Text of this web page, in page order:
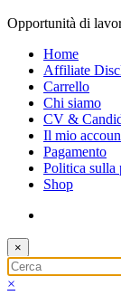
Opportunità di
Home
Affiliate
Carrello
Chi siamo
CV &
Il mio
Pagamento
Politica sulla
Shop
×
×